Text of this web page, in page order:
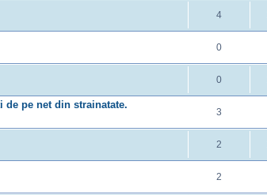
4
0
0
de pe net din strainatate.
3
2
2